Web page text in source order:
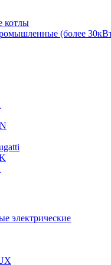
котлы
(более
электрические